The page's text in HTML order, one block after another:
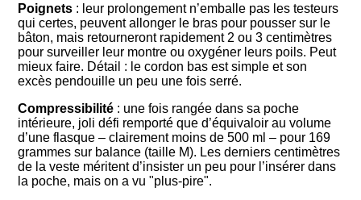
Poignets : leur prolongement n’emballe pas les testeurs
qui certes, peuvent allonger le bras pour pousser sur le
bâton, mais retourneront rapidement 2 ou 3 centimètres
pour surveiller leur montre ou oxygéner leurs poils. Peut
mieux faire. Détail : le cordon bas est simple et son
excès pendouille un peu une fois serré.
Compressibilité : une fois rangée dans sa poche
intérieure, joli défi remporté que d’équivaloir au volume
d’une flasque – clairement moins de 500 ml – pour 169
grammes sur balance (taille M). Les derniers centimètres
de la veste méritent d’insister un peu pour l’insérer dans
la poche, mais on a vu "plus-pire".